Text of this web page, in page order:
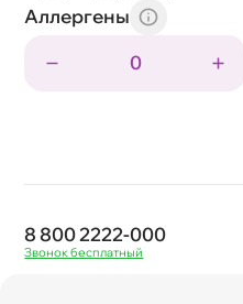
Аллергены
0
8 800 2222-000
Звонок бесплатный